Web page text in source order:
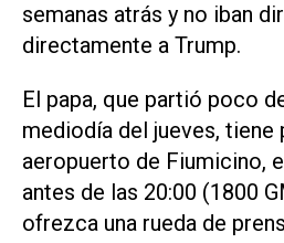
semanas atrás y no iban
directamente a Trump.
El papa, que partió poco
mediodía ‌del jueves,
aeropuerto de Fiumicino,
antes de las 20:00 (1800
ofrezca una rueda de